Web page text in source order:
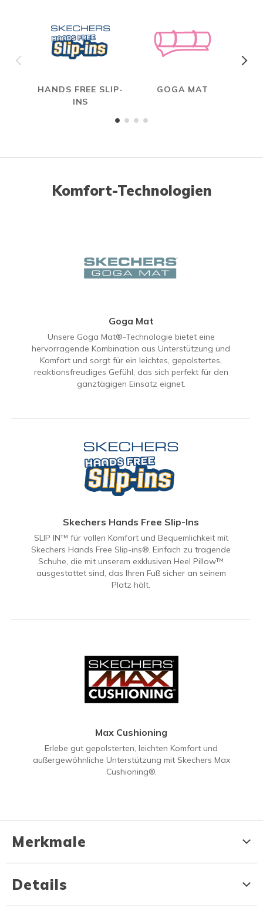
HANDS FREE SLIP-
INS
GOGA MAT
Komfort-Technologien
Goga Mat
Unsere Goga Mat®-Technologie bietet eine
hervorragende Kombination aus Unterstützung und
Komfort und sorgt für ein leichtes, gepolstertes,
reaktionsfreudiges Gefühl, das sich perfekt für den
ganztägigen Einsatz eignet.
Skechers Hands Free Slip-Ins
SLIP IN™ für vollen Komfort und Bequemlichkeit mit
Skechers Hands Free Slip-ins®. Einfach zu tragende
Schuhe, die mit unserem exklusiven Heel Pillow™
ausgestattet sind, das Ihren Fuß sicher an seinem
Platz hält.
Max Cushioning
Erlebe gut gepolsterten, leichten Komfort und
außergewöhnliche Unterstützung mit Skechers Max
Cushioning®.
Merkmale
Details